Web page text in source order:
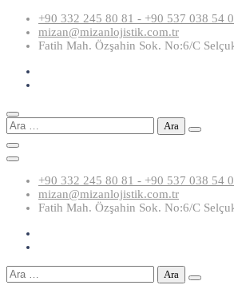
Skip
content
+90 332 245 80 81 - +90 537 038 54
mizan@mizanlojistik.com.tr
Fatih Mah. Özşahin Sok. No:6/C
Arama:
+90 332 245 80 81 - +90 537 038 54
mizan@mizanlojistik.com.tr
Fatih Mah. Özşahin Sok. No:6/C
Arama: